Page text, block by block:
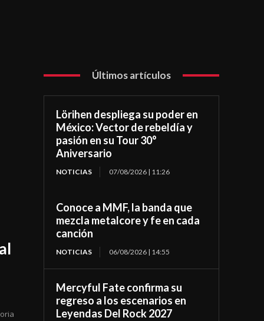
Últimos artículos
Lörihen despliega su poder en
México: Vector de rebeldía y
pasión en su Tour 30°
Aniversario
NOTICIAS 07/08/2026 | 11:26
Conoce a MMF, la banda que
mezcla metalcore y fe en cada
canción
NOTICIAS 06/08/2026 | 14:55
Mercyful Fate confirma su
regreso a los escenarios en
Leyendas Del Rock 2027